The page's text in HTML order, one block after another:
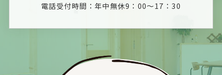
電話受付時間：年中無休9：00～17：30